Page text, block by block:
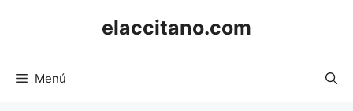
elaccitano.com
Menú